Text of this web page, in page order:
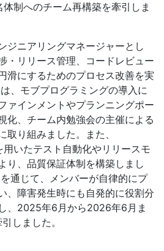
制へのチーム再構築を牽引しま
ジニアリングマネージャーとし
・リリース管理、コードレビュー
滑にするためのプロセス改善を実
、モブプログラミングの導入に
ァインメントやプランニングポー
化、チーム内勉強会の主催による
取り組みました。また、
いたテスト自動化やリリースモ
り、品質保証体制を構築しまし
通じて、メンバーが自律的にプ
、障害発生時にも自発的に役割分
、2025年6月から2026年6月ま
しました。